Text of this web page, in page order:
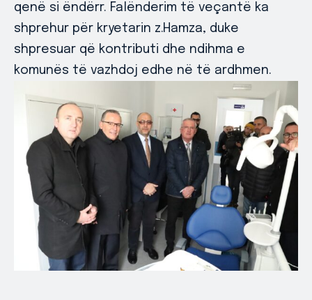
qenë si ëndërr. Falënderim të veçantë ka
shprehur për kryetarin z.Hamza, duke
shpresuar që kontributi dhe ndihma e
komunës të vazhdoj edhe në të ardhmen.